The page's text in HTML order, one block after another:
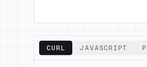
CURL JAVASCRIPT